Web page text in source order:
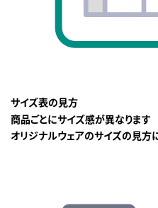
サイズ表の見方
商品ごとにサイズ感が異なります
オリジナルウェアのサイズの見方